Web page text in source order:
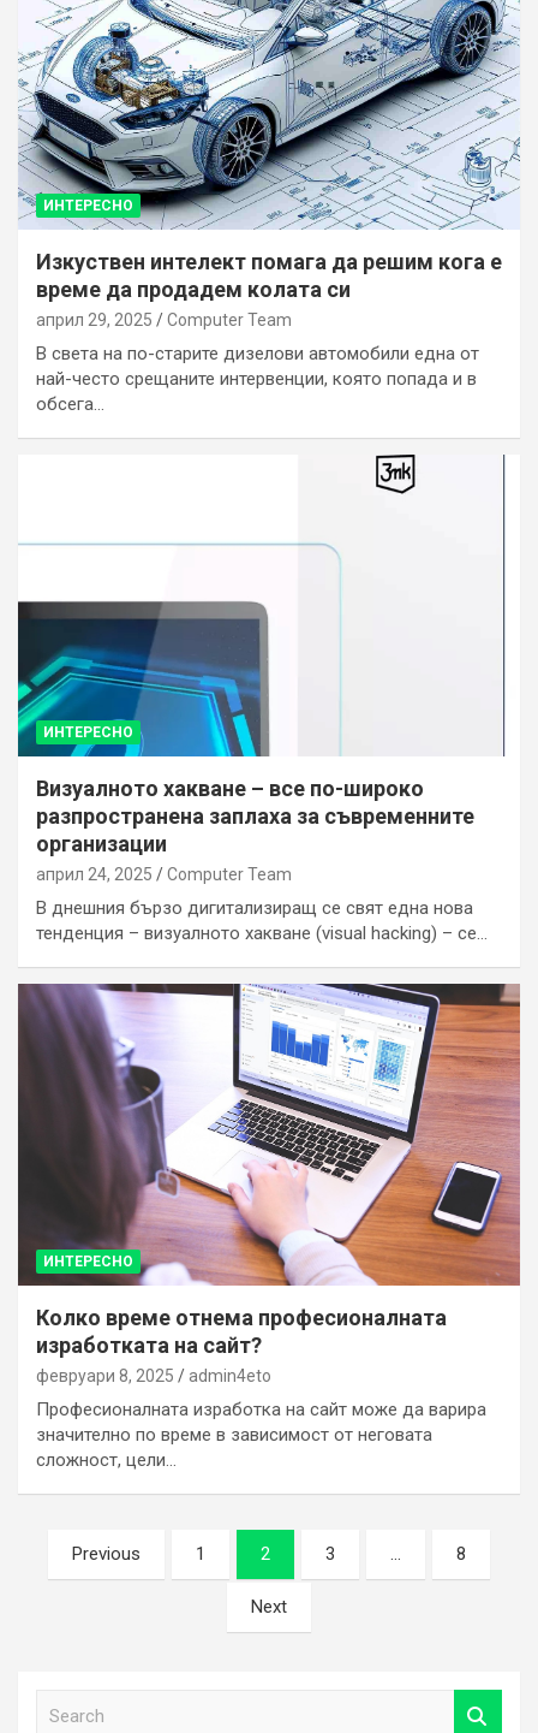
ИНТЕРЕСНО
Изкуствен интелект помага да решим кога е
време да продадем колата си
април 29, 2025 Computer Team
В света на по-старите дизелови автомобили една от
най-често срещаните интервенции, която попада и в
обсега…
ИНТЕРЕСНО
Визуалното хакване – все по-широко
разпространена заплаха за съвременните
организации
април 24, 2025 Computer Team
В днешния бързо дигитализиращ се свят една нова
тенденция – визуалното хакване (visual hacking) – се…
ИНТЕРЕСНО
Колко време отнема професионалната
изработката на сайт?
февруари 8, 2025 admin4eto
Професионалната изработка на сайт може да варира
значително по време в зависимост от неговата
сложност, цели…
Разделяне
на
страници
Previous 1 2 3 … 8
Next